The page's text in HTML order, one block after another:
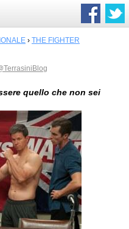
› THE FIGHTER
quello che non sei